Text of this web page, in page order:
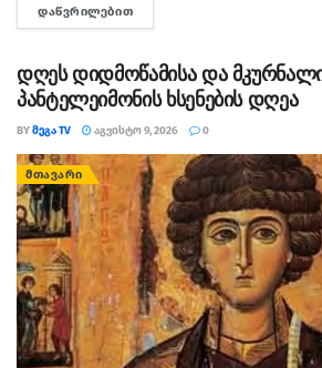
დანაშაულისთვის ნასამართლევი პირი
რომ...
ᲓᲐᲬᲕᲠᲘᲚᲔᲑᲘᲗ
დღეს დიდმოწამისა და
პანტელეიმონის ხსენების დღეა
BYᲛᲔᲒᲐ TV ᲐᲒᲕᲘᲡᲢᲝ 9, 2026 0
ᲛᲗᲐᲕᲐᲠᲘ